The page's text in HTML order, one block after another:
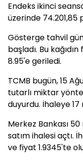
Endeks ikinci
üzerinde 74.201,85
Gösterge tahvil
başladı. Bu
8.95'e geriledi.
TCMB bugün, 15
tutarlı miktar
duyurdu. İhaleye
Merkez Bankası
satım ihalesi açtı.
ve fiyat 1.9345'te